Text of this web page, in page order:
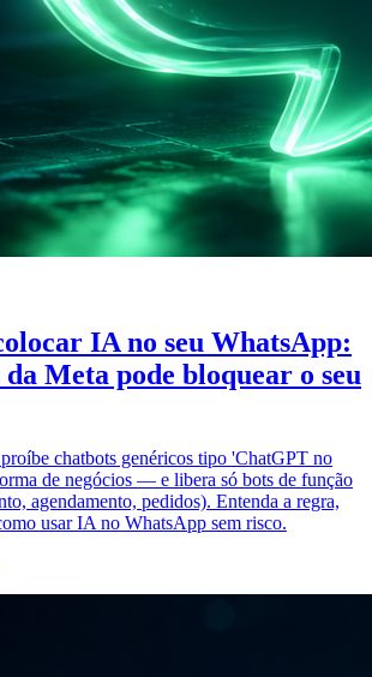
IA no seu WhatsApp:
Meta pode bloquear o seu
chatbots genéricos tipo 'ChatGPT no
de negócios — e libera só bots de função
agendamento, pedidos). Entenda a regra,
usar IA no WhatsApp sem risco.